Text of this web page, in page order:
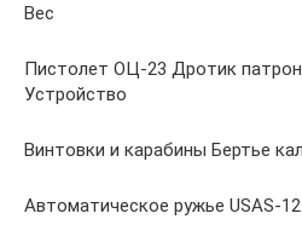
Вес
Пистолет ОЦ-23 Дротик патрон
Устройство
Винтовки и карабины Бертье
Автоматическое ружье USAS-